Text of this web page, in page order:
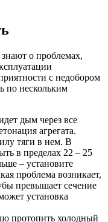
о проблемах,
с недобором
по нескольким
дым через все
агрегата.
тяги в нем. В
в пределах 22 – 25
– установите
проблема возникает,
превышает сечение
установка
протопить холодный